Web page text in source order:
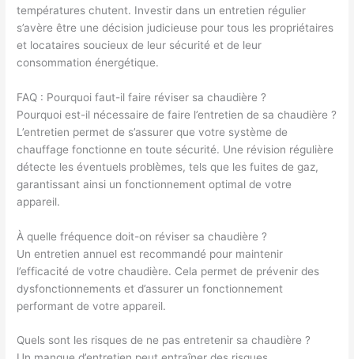
températures chutent. Investir dans un entretien régulier
s’avère être une décision judicieuse pour tous les propriétaires
et locataires soucieux de leur sécurité et de leur
consommation énergétique.
FAQ : Pourquoi faut-il faire réviser sa chaudière ?
Pourquoi est-il nécessaire de faire l’entretien de sa chaudière ?
L’entretien permet de s’assurer que votre système de
chauffage fonctionne en toute sécurité. Une révision régulière
détecte les éventuels problèmes, tels que les fuites de gaz,
garantissant ainsi un fonctionnement optimal de votre
appareil.
À quelle fréquence doit-on réviser sa chaudière ?
Un entretien annuel est recommandé pour maintenir
l’efficacité de votre chaudière. Cela permet de prévenir des
dysfonctionnements et d’assurer un fonctionnement
performant de votre appareil.
Quels sont les risques de ne pas entretenir sa chaudière ?